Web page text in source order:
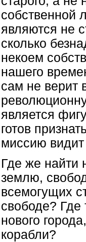
собственной
являются не
сколько
некоем
нашего
сам не верит
является
готов
миссию
Где же найти
землю,
всемогущих
свободе? Где
нового
корабли?